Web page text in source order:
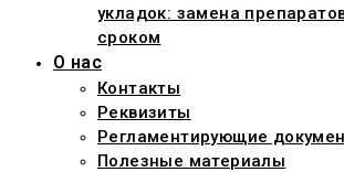
укладок: замена
сроком
О нас
Контакты
Реквизиты
Регламентирующие
Полезные материалы